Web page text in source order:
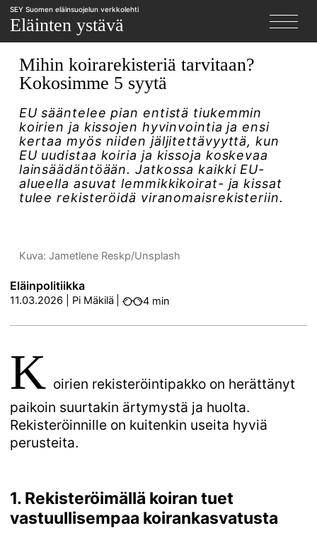
SEY Suomen eläinsuojelun verkkolehti
Eläinten ystävä
Mihin koirarekisteriä tarvitaan?
Kokosimme 5 syytä
EU sääntelee pian entistä tiukemmin
koirien ja kissojen hyvinvointia ja ensi
kertaa myös niiden jäljitettävyyttä, kun
EU uudistaa koiria ja kissoja koskevaa
lainsäädäntöään. Jatkossa kaikki EU-
alueella asuvat lemmikkikoirat- ja kissat
tulee rekisteröidä viranomaisrekisteriin.
Kuva: Jametlene Reskp/Unsplash
Eläinpolitiikka
11.03.2026 Pi Mäkilä 4 min
K oirien rekisteröintipakko on herättänyt
paikoin suurtakin ärtymystä ja huolta.
Rekisteröinnille on kuitenkin useita hyviä
perusteita.
1. Rekisteröimällä koiran tuet
vastuullisempaa koirankasvatusta